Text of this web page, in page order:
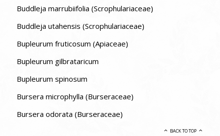
Buddleja marrubiifolia (Scrophulariaceae)
Buddleja utahensis (Scrophulariaceae)
Bupleurum fruticosum (Apiaceae)
Bupleurum gilbrataricum
Bupleurum spinosum
Bursera microphylla (Burseraceae)
Bursera odorata (Burseraceae)
BACK TO TOP